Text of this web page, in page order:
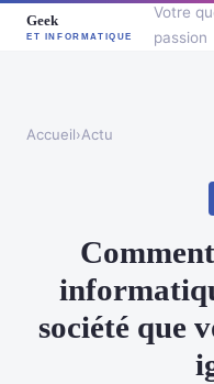
Votre
passion
Accueil›Actu
société que